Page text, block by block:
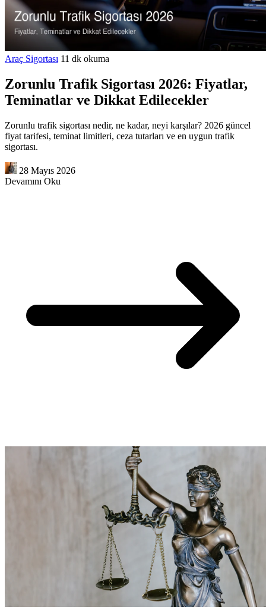
Araç Sigortası 11 dk okuma
Zorunlu Trafik Sigortası 2026: Fiyatlar,
Teminatlar ve Dikkat Edilecekler
Zorunlu trafik sigortası nedir, ne kadar, neyi karşılar? 2026 güncel
fiyat tarifesi, teminat limitleri, ceza tutarları ve en uygun trafik
sigortası.
28 Mayıs 2026
Devamını Oku